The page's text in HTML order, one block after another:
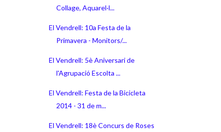
Collage, Aquarel·l...
El Vendrell: 10a Festa de la
Primavera - Monitors/...
El Vendrell: 5è Aniversari de
l'Agrupació Escolta ...
El Vendrell: Festa de la Bicicleta
2014 - 31 de m...
El Vendrell: 18è Concurs de Roses